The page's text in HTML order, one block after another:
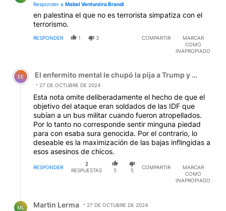
Responder a Mabel Ventureira Brandi
en palestina el que no es terrorista simpatiza con el
terrorismo.
RESPONDER 1 3 COMPARTIR
MARCAR
COMO
INAPROPIADO
Comentario de El enfermito mental le chupó la pija a
EE El enfermito mental le chupó la pija a Trump y el
27 DE OCTUBRE DE 2024
Esta nota omite deliberadamente el hecho de que el
objetivo del ataque eran soldados de las IDF que
subían a un bus militar cuando fueron atropellados.
Por lo tanto no corresponde sentir minguna piedad
para con esaba sura genocida. Por el contrario, lo
deseable es la maximización de las bajas inflingidas a
esos asesinos de chicos.
RESPONDER
2
RESPUESTAS
5 5
COMPARTIR
MARCAR
COMO
INAPROPIADO
ML Martin Lerma
27 DE OCTUBRE DE 2024